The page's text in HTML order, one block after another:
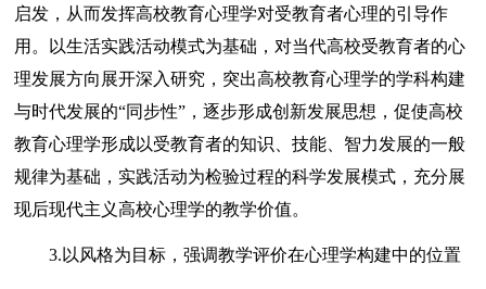
启发，从而发挥高校教育心理学对受教育者心理的引导作
用。以生活实践活动模式为基础，对当代高校受教育者的心
理发展方向展开深入研究，突出高校教育心理学的学科构建
与时代发展的“同步性”，逐步形成创新发展思想，促使高校
教育心理学形成以受教育者的知识、技能、智力发展的一般
规律为基础，实践活动为检验过程的科学发展模式，充分展
现后现代主义高校心理学的教学价值。
3.以风格为目标，强调教学评价在心理学构建中的位置